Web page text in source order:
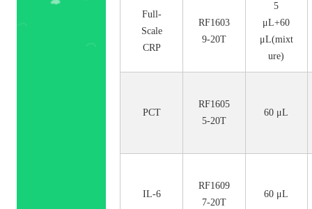
Full-
Scale
CRP
RF1603
9-20T
5
μL+60
μL(mixt
ure)
PCT
RF1605
5-20T
60 μL
IL-6
RF1609
7-20T
60 μL